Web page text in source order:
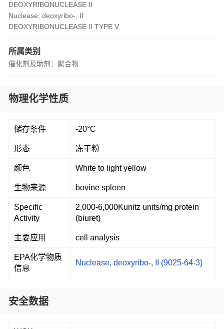
DEOXYRIBONUCLEASE II
Nuclease, deoxyribo-, II
DEOXYRIBONUCLEASE II TYPE V
所属类别
催化剂及助剂：聚合物
物理化学性质
储存条件 -20°C
形态 冻干粉
颜色 White to light yellow
生物来源 bovine spleen
Specific
Activity
2,000-6,000Kunitz units/mg protein
(biuret)
主要应用 cell analysis
EPA化学物质
信息
Nuclease, deoxyribo-, II (9025-64-3)
安全数据